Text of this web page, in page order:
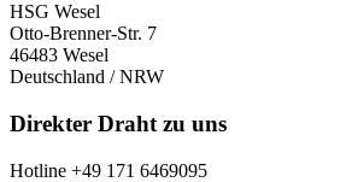
HSG Wesel
Otto-Brenner-Str. 7
46483 Wesel
Deutschland / NRW
Direkter Draht zu uns
Hotline +49 171 6469095